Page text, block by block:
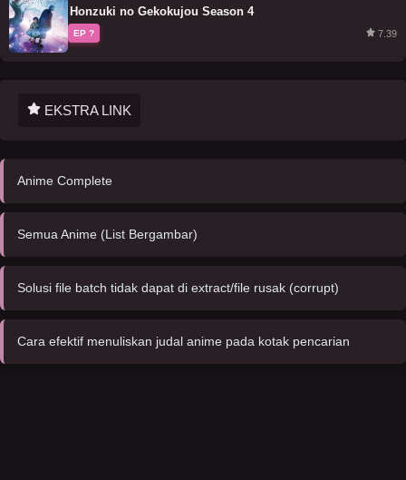
Honzuki no Gekokujou Season 4
EP ? 7.39
EKSTRA LINK
Anime Complete
Semua Anime (List Bergambar)
Solusi file batch tidak dapat di extract/file rusak (corrupt)
Cara efektif menuliskan judal anime pada kotak pencarian